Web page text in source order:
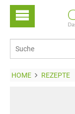
HOME REZEPTE